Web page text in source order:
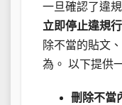
一旦確認了違
立即停止違規
除不當的貼文
為。 以下提供
刪除不當